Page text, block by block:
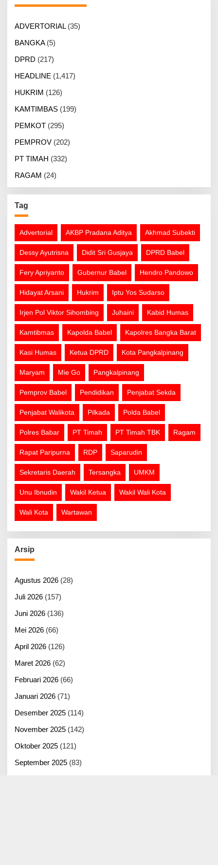
ADVERTORIAL(35)
BANGKA(5)
DPRD (217)
HEADLINE (1,417)
HUKRIM (126)
KAMTIMBAS (199)
PEMKOT (295)
PEMPROV (202)
PT TIMAH (332)
RAGAM (24)
Tag
Advertorial AKBP Pradana Aditya Akhmad Subekti
Dessy Ayutrisna Didit Sri Gusjaya DPRD Babel
Fery Apriyanto Gubernur Babel Hendro Pandowo
Hidayat Arsani Hukrim Iptu Yos Sudarso
Irjen Pol Viktor Sihombing Juhaini Kabid Humas
Kamtibmas Kapolda Babel Kapolres Bangka Barat
Kasi Humas Ketua DPRD Kota Pangkalpinang
Maryam Mie Go Pangkalpinang
Pemprov Babel Pendidikan Penjabat Sekda
Penjabat Walikota Pilkada Polda Babel
Polres Babar PT Timah PT Timah TBK Ragam
Rapat Paripurna RDP Saparudin
Sekretaris Daerah Tersangka UMKM
Unu Ibnudin Wakil Ketua Wakil Wali Kota
Wali Kota Wartawan
Arsip
Agustus 2026 (28)
Juli 2026 (157)
Juni 2026 (136)
Mei 2026 (66)
April 2026 (126)
Maret 2026 (62)
Februari 2026 (66)
Januari 2026 (71)
Desember 2025 (114)
November 2025 (142)
Oktober 2025 (121)
September 2025 (83)